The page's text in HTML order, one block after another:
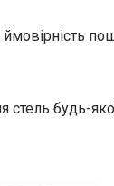
будь-